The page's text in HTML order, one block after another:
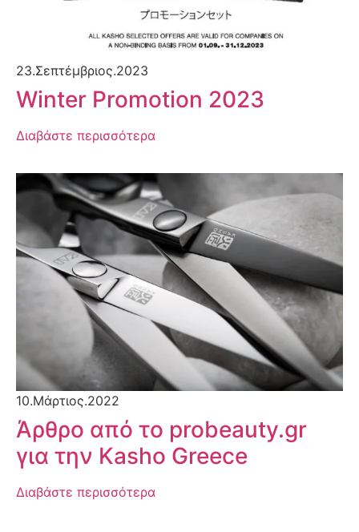
23.Σεπτέμβριος.2023
Winter Promotion 2023
Διαβάστε περισσότερα
10.Μάρτιος.2022
Άρθρο από το probeauty.gr
για την Kasho Greece
Διαβάστε περισσότερα